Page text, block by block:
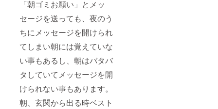
「朝ゴミお願い」とメッ
セージを送っても、夜のう
ちにメッセージを開けられ
てしまい朝には覚えていな
い事もあるし、朝はバタバ
タしていてメッセージを開
けられない事もあります。
朝、玄関から出る時ベスト